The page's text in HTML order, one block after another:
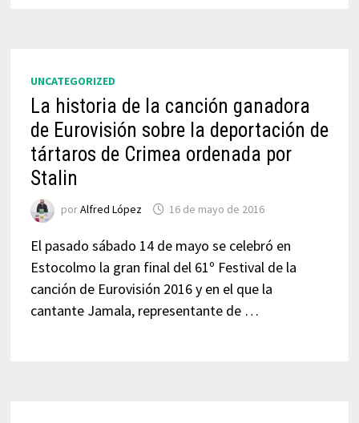
UNCATEGORIZED
La historia de la canción ganadora
de Eurovisión sobre la deportación de
tártaros de Crimea ordenada por
Stalin
porAlfred López 16 de mayo de 2016
El pasado sábado 14 de mayo se celebró en
Estocolmo la gran final del 61º Festival de la
canción de Eurovisión 2016 y en el que la
cantante Jamala, representante de …